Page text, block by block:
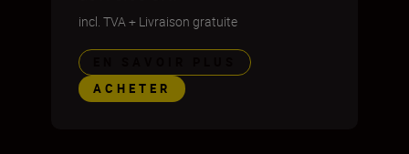
incl. TVA+ Livraison gratuite
ACHETER